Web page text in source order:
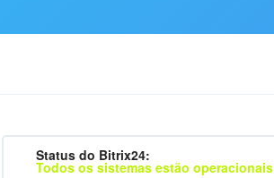
Status do Bitrix24:
Todos os sistemas estão operacionais